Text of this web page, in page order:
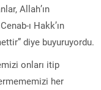
Allah’ın
ı Hakk’ın
diye buyuruyordu.
onları itip
her